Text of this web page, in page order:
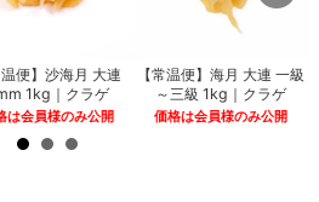
温便】沙海月 大連
1kg｜クラゲ
は会員様のみ公開
【常温便】海月 大連 一級
～三級 1kg｜クラゲ
価格は会員様のみ公開